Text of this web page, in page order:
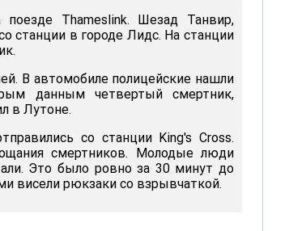
Thameslink. Шезад Танвир,
станции в городе Лидс. На станции
В автомобиле полицейские нашли
данным четвертый смертник,
в Лутоне.
со станции King's Cross.
смертников. Молодые люди
Это было ровно за 30 минут до
висели рюкзаки со взрывчаткой.